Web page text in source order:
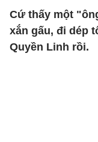
Cứ thấy một
xắn gấu, đi dép
Quyền Linh rồi.